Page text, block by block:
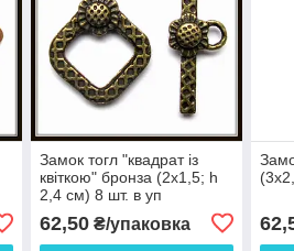
Замок тогл "квадрат із
квіткою" бронза (2х1,5; h
2,4 см) 8 шт. в уп
62,50₴/упаковка